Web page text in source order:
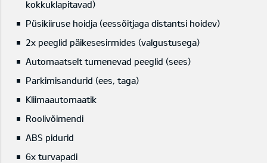
kokkuklapitavad)
Püsikiiruse hoidja (eessõitjaga distantsi hoidev)
2x peeglid päikesesirmides (valgustusega)
Automaatselt tumenevad peeglid (sees)
Parkimisandurid (ees, taga)
Kliimaautomaatik
Roolivõimendi
ABS pidurid
6x turvapadi